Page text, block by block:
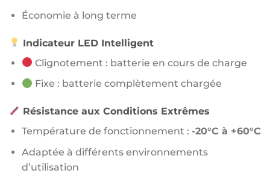
Économie à long terme
Indicateur LED Intelligent
Clignotement : batterie en cours de charge
Fixe : batterie complètement chargée
Résistance aux Conditions Extrêmes
Température de fonctionnement : -20°C à +60°C
Adaptée à différents environnements
d’utilisation